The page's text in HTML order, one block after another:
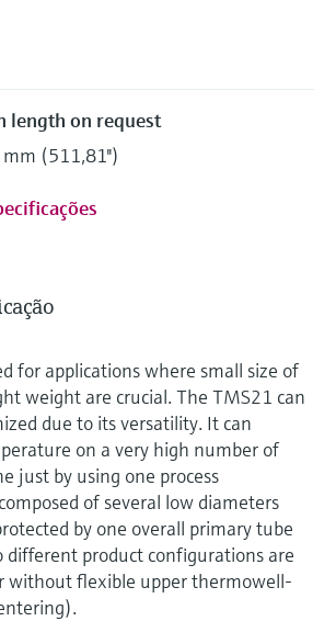
length on request
(511,81'')
for applications where small size of
weight are crucial. The TMS21 can
due to its versatility. It can
on a very high number of
just by using one process
of several low diameters
by one overall primary tube
product configurations are
without flexible upper thermowell-